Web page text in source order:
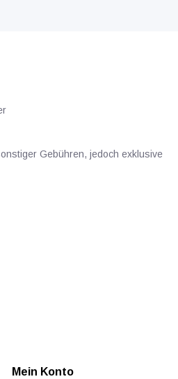
Gebühren, jedoch exklusive
Mein Konto